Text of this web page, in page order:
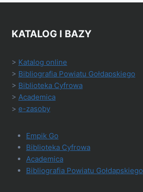
KATALOG I BAZY
> Katalog online
> Bibliografia Powiatu Gołdapskiego
> Biblioteka Cyfrowa
> Academica
> e-zasoby
Empik Go
Biblioteka Cyfrowa
Academica
Bibliografia Powiatu Gołdapskiego